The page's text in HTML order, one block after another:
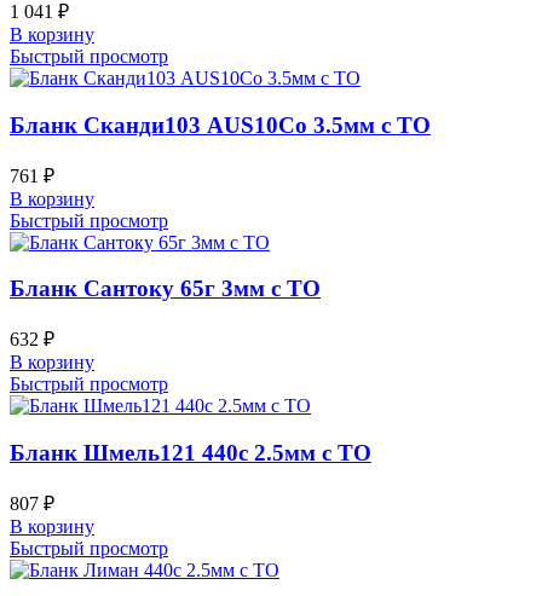
1 041 ₽
В корзину
Быстрый просмотр
Бланк Сканди103 AUS10Co 3.5мм с ТО
761 ₽
В корзину
Быстрый просмотр
Бланк Сантоку 65г 3мм с ТО
632 ₽
В корзину
Быстрый просмотр
Бланк Шмель121 440c 2.5мм с ТО
807 ₽
В корзину
Быстрый просмотр